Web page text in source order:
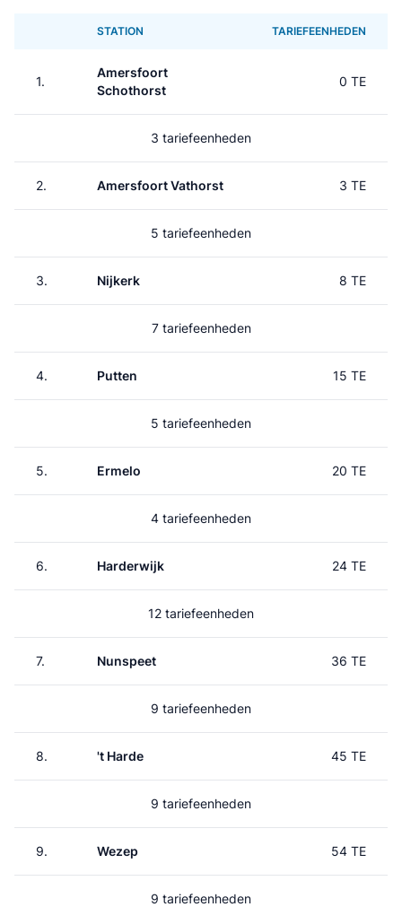
STATION TARIEFEENHEDEN
1.
Amersfoort
Schothorst
0 TE
3 tariefeenheden
2. Amersfoort Vathorst 3 TE
5 tariefeenheden
3. Nijkerk 8 TE
7 tariefeenheden
4. Putten 15 TE
5 tariefeenheden
5. Ermelo 20 TE
4 tariefeenheden
6. Harderwijk 24 TE
12 tariefeenheden
7. Nunspeet 36 TE
9 tariefeenheden
8. 't Harde 45 TE
9 tariefeenheden
9. Wezep 54 TE
9 tariefeenheden